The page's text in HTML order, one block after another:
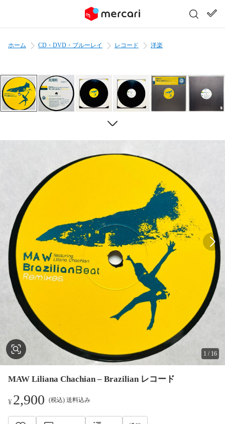
ホーム CD・DVD・ブルーレイ レコード 洋楽
1 / 16
MAW Liliana Chachian – Brazilian レコード
¥2,900 (税込) 送料込み